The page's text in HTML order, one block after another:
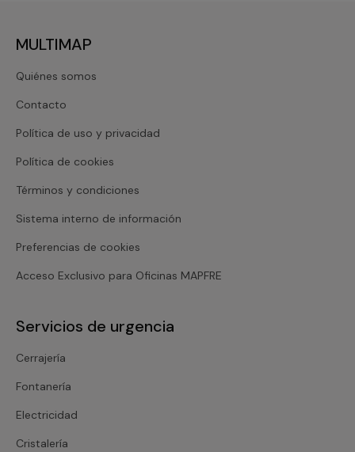
MULTIMAP
Quiénes somos
Contacto
Política de uso y privacidad
Política de cookies
Términos y condiciones
Sistema interno de información
Preferencias de cookies
Acceso Exclusivo para Oficinas MAPFRE
Servicios de urgencia
Cerrajería
Fontanería
Electricidad
Cristalería